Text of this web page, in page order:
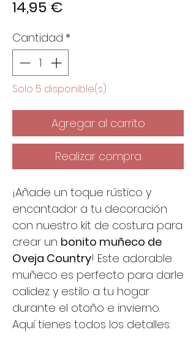
14,95 €
Cantidad *
Solo 5 disponible(s)
Agregar al carrito
Realizar compra
¡Añade un toque rústico y
encantador a tu decoración
con nuestro kit de costura para
crear un bonito muñeco de
Oveja Country! Este adorable
muñeco es perfecto para darle
calidez y estilo a tu hogar
durante el otoño e invierno.
Aquí tienes todos los detalles: